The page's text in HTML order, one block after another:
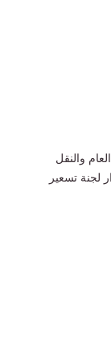
والنقل
لجنة تسعير